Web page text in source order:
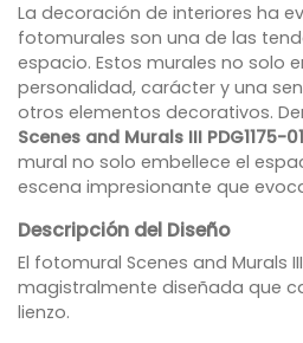
La decoración de interiores ha
fotomurales son una de las
espacio. Estos murales no solo
personalidad, carácter y una
otros elementos decorativos.
Scenes and Murals III PDG1175-01
mural no solo embellece el
escena impresionante que
Descripción del Diseño
El fotomural Scenes and Murals
magistralmente diseñada que
lienzo.